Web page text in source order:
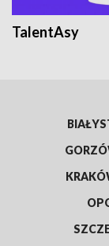
TalentAsy